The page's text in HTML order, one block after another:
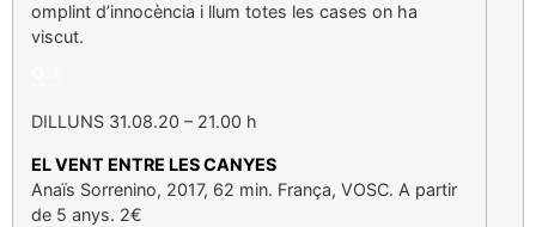
omplint d’innocència i llum totes les cases on ha
viscut.
DILLUNS 31.08.20 – 21.00 h
EL VENT ENTRE LES CANYES
Anaïs Sorrenino, 2017, 62 min. França, VOSC. A partir
de 5 anys. 2€